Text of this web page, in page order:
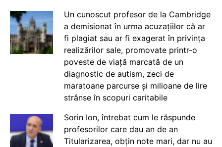
Un cunoscut profesor de la Cambridge
a demisionat în urma acuzațiilor că ar
fi plagiat sau ar fi exagerat în privința
realizărilor sale, promovate printr-o
poveste de viață marcată de un
diagnostic de autism, zeci de
maratoane parcurse și milioane de lire
strânse în scopuri caritabile
Sorin Ion, întrebat cum le răspunde
profesorilor care dau an de an
Titularizarea, obțin note mari, dar nu au